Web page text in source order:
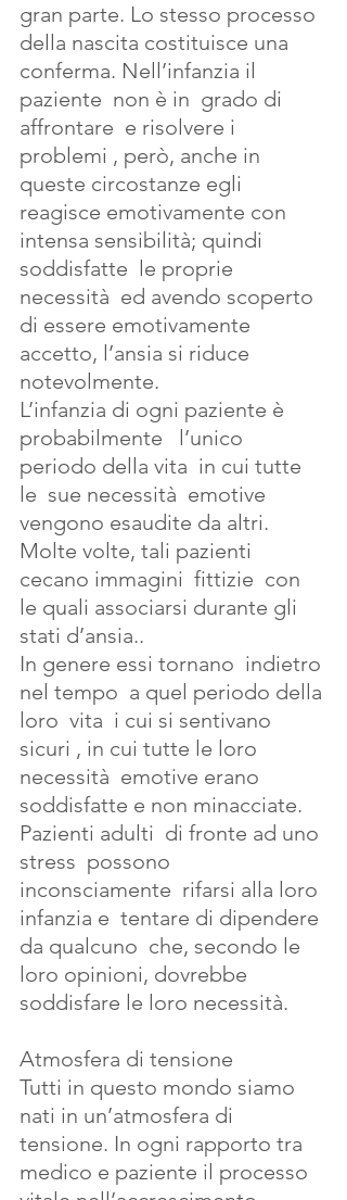
gran parte. Lo stesso processo
della nascita costituisce una
conferma. Nell’infanzia il
paziente  non è in  grado di
affrontare  e risolvere i
problemi , però, anche in
queste circostanze egli
reagisce emotivamente con
intensa sensibilità; quindi
soddisfatte  le proprie
necessità  ed avendo scoperto
di essere emotivamente
accetto, l’ansia si riduce
notevolmente.
L’infanzia di ogni paziente è
probabilmente   l’unico
periodo della vita  in cui tutte
le  sue necessità  emotive
vengono esaudite da altri.
Molte volte, tali pazienti
cecano immagini  fittizie  con
le quali associarsi durante gli
stati d’ansia..
In genere essi tornano  indietro
nel tempo  a quel periodo della
loro  vita  i cui si sentivano
sicuri , in cui tutte le loro
necessità  emotive erano
soddisfatte e non minacciate.
Pazienti adulti  di fronte ad uno
stress  possono
inconsciamente  rifarsi alla loro
infanzia e  tentare di dipendere
da qualcuno  che, secondo le
loro opinioni, dovrebbe
soddisfare le loro necessità.
Atmosfera di tensione
Tutti in questo mondo siamo
nati in un’atmosfera di
tensione. In ogni rapporto tra
medico e paziente il processo